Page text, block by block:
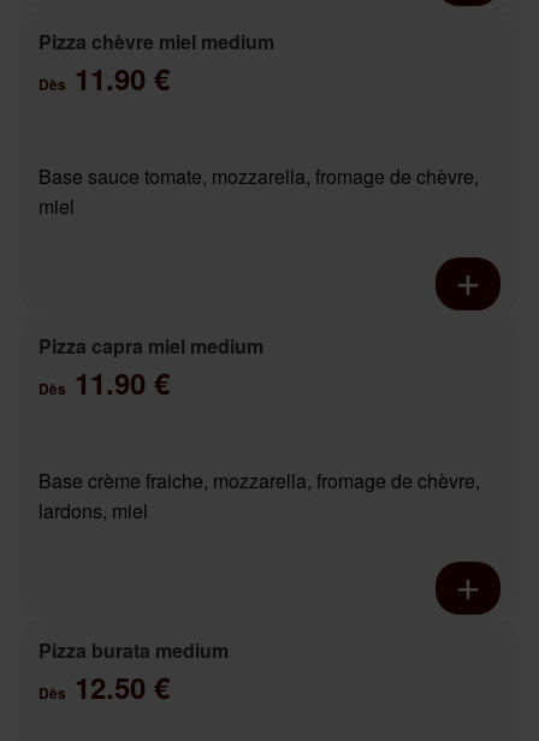
Pizza chèvre miel medium
Dès 11.90 €
Base sauce tomate, mozzarella, fromage de chèvre,
miel
Pizza capra miel medium
Dès 11.90 €
Base crème fraiche, mozzarella, fromage de chèvre,
lardons, miel
Pizza burata medium
Dès 12.50 €